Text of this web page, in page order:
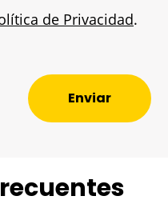
de Privacidad.
Enviar